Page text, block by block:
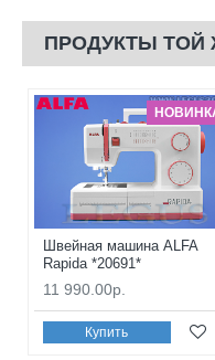
ПРОДУКТЫ ТОЙ
Швейная машина ALFA
Rapida *20691*
11 990.00р.
Купить